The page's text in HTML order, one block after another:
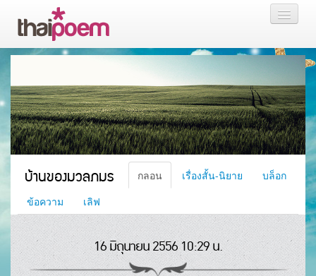
กลอน
เรื่องสั้น นิยาย
บล็อก
สมาชิก
หน้าส่วนตัว
บ้านของมวลภมร กลอน เรื่องสั้น-นิยาย
บล็อก
ข้อความ
เลิฟ
16 มิถุนายน 2556 10:29 น.